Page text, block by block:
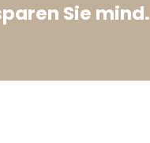
Sie mind.